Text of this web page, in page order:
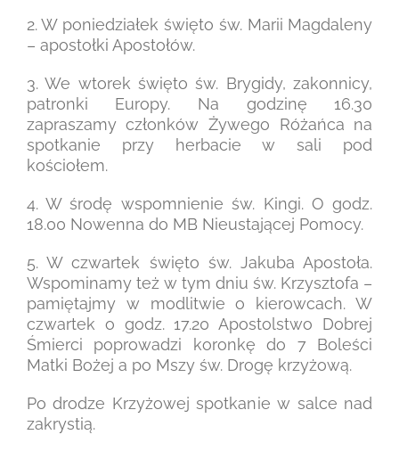
2. W poniedziałek święto św. Marii Magdaleny
– apostołki Apostołów.
3. We wtorek święto św. Brygidy, zakonnicy,
patronki Europy. Na godzinę 16.30
zapraszamy członków Żywego Różańca na
spotkanie przy herbacie w sali pod
kościołem.
4. W środę wspomnienie św. Kingi. O godz.
18.00 Nowenna do MB Nieustającej Pomocy.
5. W czwartek święto św. Jakuba Apostoła.
Wspominamy też w tym dniu św. Krzysztofa –
pamiętajmy w modlitwie o kierowcach. W
czwartek o godz. 17.20 Apostolstwo Dobrej
Śmierci poprowadzi koronkę do 7 Boleści
Matki Bożej a po Mszy św. Drogę krzyżową.
Po drodze Krzyżowej spotkanie w salce nad
zakrystią.